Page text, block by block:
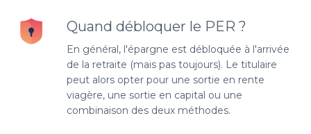
Quand débloquer le PER ?
En général, l'épargne est débloquée à l'arrivée
de la retraite (mais pas toujours). Le titulaire
peut alors opter pour une sortie en rente
viagère, une sortie en capital ou une
combinaison des deux méthodes.